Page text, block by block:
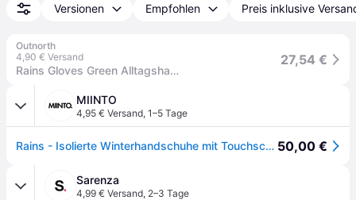
Versionen Empfohlen Preis inklusive
Outnorth
4,90 € Versand
Rains Gloves Green Alltagshandschuhe L
27,54 €
MIINTO
4,95 € Versand, 1–5 Tage
Rains - Isolierte Winterhandschuhe mit Touchscreen-Funktionalität - - Accessories - Damen - Grau - S 50,00 €
Sarenza
4,99 € Versand, 2–3 Tage